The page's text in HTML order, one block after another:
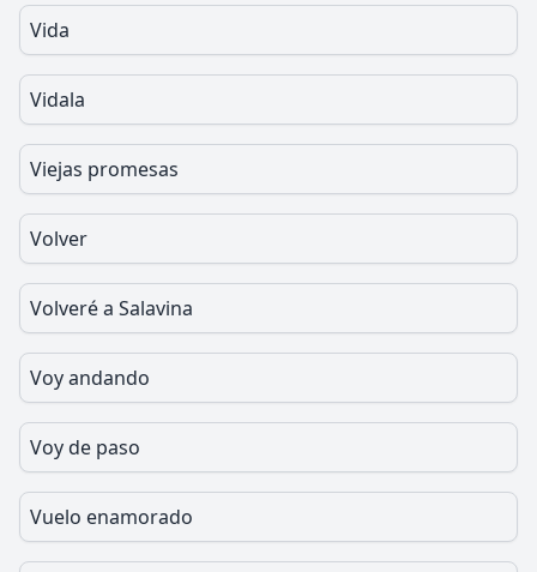
Vida
Vidala
Viejas promesas
Volver
Volveré a Salavina
Voy andando
Voy de paso
Vuelo enamorado